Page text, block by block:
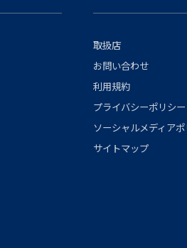
取扱店
お問い合わせ
利用規約
プライバシーポリシー
ソーシャルメディア
サイトマップ